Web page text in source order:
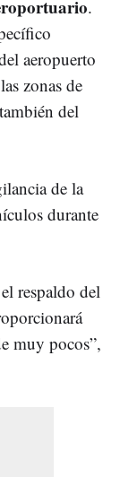
.
aeropuerto
zonas de
del
de la
durante
respaldo del
muy pocos”,